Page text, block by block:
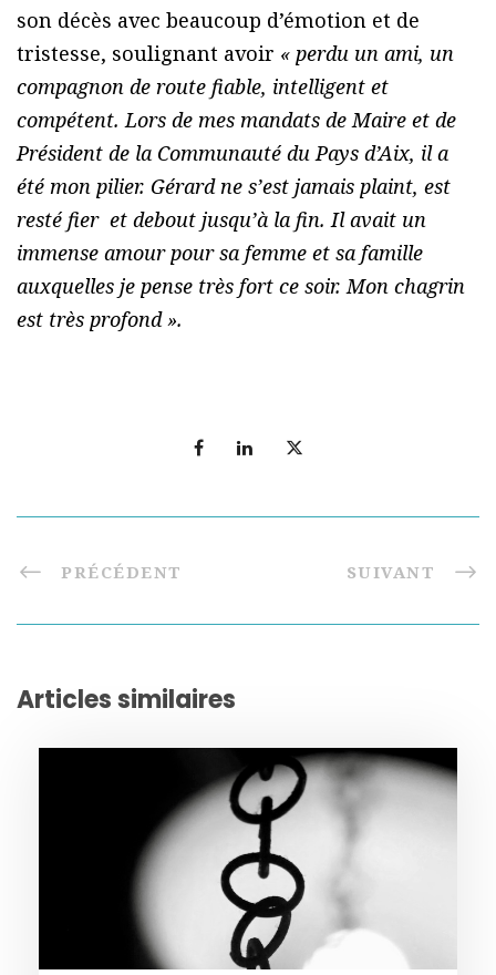
son décès avec beaucoup d’émotion et de
tristesse, soulignant avoir « perdu un ami, un
compagnon de route fiable, intelligent et
compétent. Lors de mes mandats de Maire et de
Président de la Communauté du Pays d’Aix, il a
été mon pilier. Gérard ne s’est jamais plaint, est
resté fier et debout jusqu’à la fin. Il avait un
immense amour pour sa femme et sa famille
auxquelles je pense très fort ce soir. Mon chagrin
est très profond ».
PRÉCÉDENT SUIVANT
Articles similaires